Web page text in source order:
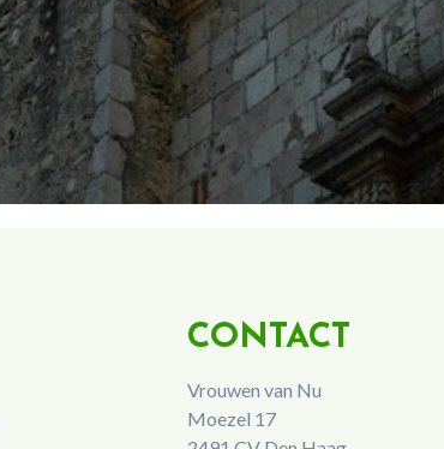
CONTACT
Vrouwen van Nu
Moezel 17